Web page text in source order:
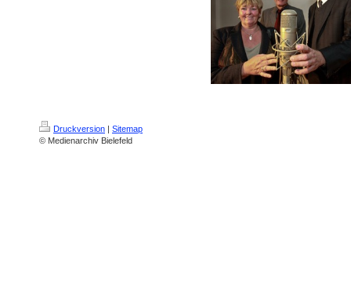
Druckversion | Sitemap
© Medienarchiv Bielefeld